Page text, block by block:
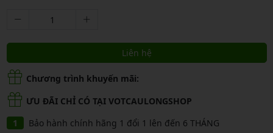
Liên hệ
Chương trình khuyến mãi:
ƯU ĐÃI CHỈ CÓ TẠI VOTCAULONGSHOP
Bảo hành chính hãng 1 đổi 1 lên đến 6 THÁNG